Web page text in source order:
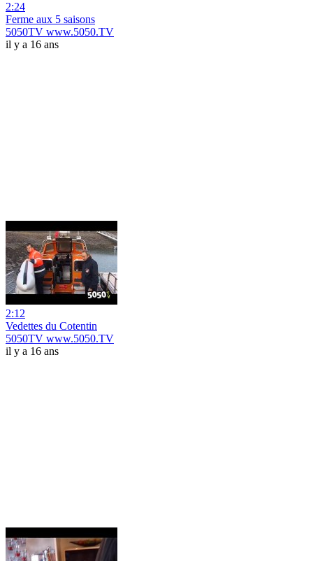
2:24
Ferme aux 5 saisons
5050TV www.5050.TV
il y a 16 ans
2:12
Vedettes du Cotentin
5050TV www.5050.TV
il y a 16 ans